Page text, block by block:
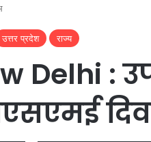
उत्तर प्रदेश राज्य
Delhi :